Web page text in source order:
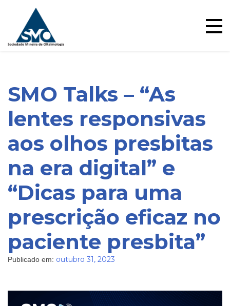
content
Blog
SMO Talks – “As
lentes responsivas
aos olhos presbitas
na era digital” e
“Dicas para uma
prescrição eficaz no
paciente presbita”
Publicado em: outubro 31, 2023